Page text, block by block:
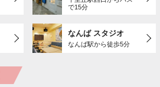
で15分
なんば スタジオ
なんば駅から徒歩5分